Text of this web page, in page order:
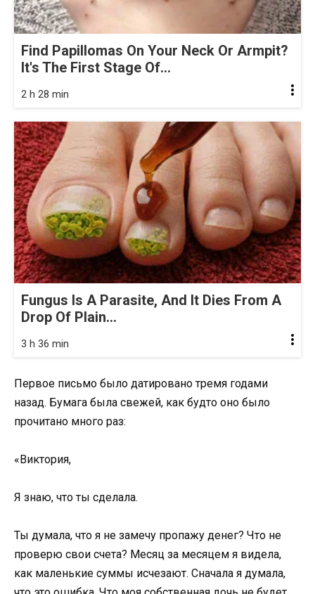
Find Papillomas On Your Neck Or Armpit?
It's The First Stage Of...
2 h 28 min
Fungus Is A Parasite, And It Dies From A
Drop Of Plain...
3 h 36 min
Первое письмо было датировано тремя годами
назад. Бумага была свежей, как будто оно было
прочитано много раз:
«Виктория,
Я знаю, что ты сделала.
Ты думала, что я не замечу пропажу денег? Что не
проверю свои счета? Месяц за месяцем я видела,
как маленькие суммы исчезают. Сначала я думала,